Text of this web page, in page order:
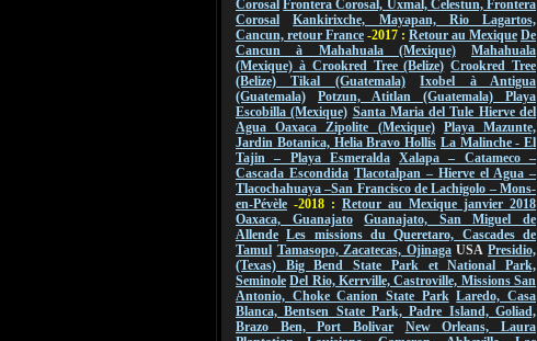
Corosal Frontera Corosal, Uxmal, Celestun, Frontera
Corosal
Kankirixche, Mayapan, Rio Lagartos,
Cancun, retour France -2017 : Retour au Mexique De
Cancun à Mahahuala (Mexique)
Mahahuala
(Mexique) à Crookred Tree (Belize) Crookred Tree
(Belize) Tikal (Guatemala)
Ixobel à Antigua
(Guatemala)
Potzun, Atitlan (Guatemala) Playa
Escobilla (Mexique) Santa Maria del Tule Hierve del
Agua Oaxaca Zipolite (Mexique) Playa Mazunte,
Jardin Botanica, Helia Bravo Hollis La Malinche - El
Tajin – Playa Esmeralda Xalapa – Catameco –
Cascada Escondida Tlacotalpan – Hierve el Agua –
Tlacochahuaya –San Francisco de Lachigolo – Mons-
en-Pévèle -2018 : Retour au Mexique janvier 2018
Oaxaca, Guanajato
Guanajato, San Miguel de
Allende Les missions du Queretaro, Cascades de
Tamul Tamasopo, Zacatecas, OjinagaUSAPresidio,
(Texas) Big Bend State Park et National Park,
Seminole Del Rio, Kerrville, Castroville, Missions San
Antonio, Choke Canion State Park Laredo, Casa
Blanca, Bentsen State Park, Padre Island, Goliad,
Brazo Ben, Port Bolivar
New Orleans, Laura